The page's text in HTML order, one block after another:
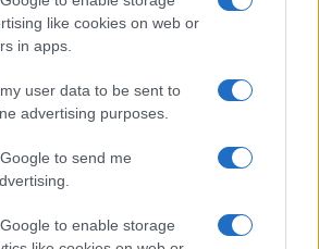
like cookies on web or
in apps.
user data to be sent to
advertising purposes.
to send me
to enable storage